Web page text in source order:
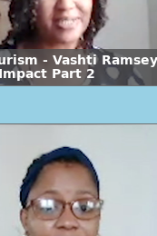
- Vashti
Part 2